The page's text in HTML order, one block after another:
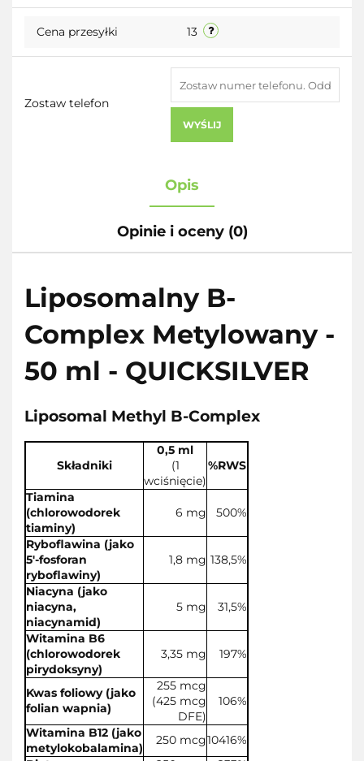
Cena przesyłki 13
Zostaw telefon
WYŚLIJ
Opis
Opinie i oceny (0)
Liposomalny B-
Complex Metylowany -
50 ml - QUICKSILVER
Liposomal Methyl B-Complex
Składniki
0,5 ml
(1
wciśnięcie)
%RWS
Tiamina
(chlorowodorek
tiaminy)
6 mg 500%
Ryboflawina (jako
5'-fosforan
ryboflawiny)
1,8 mg 138,5%
Niacyna (jako
niacyna,
niacynamid)
5 mg 31,5%
Witamina B6
(chlorowodorek
pirydoksyny)
3,35 mg 197%
Kwas foliowy (jako
folian wapnia)
255 mcg
(425 mcg
DFE)
106%
Witamina B12 (jako
metylokobalamina)
250 mcg10416%